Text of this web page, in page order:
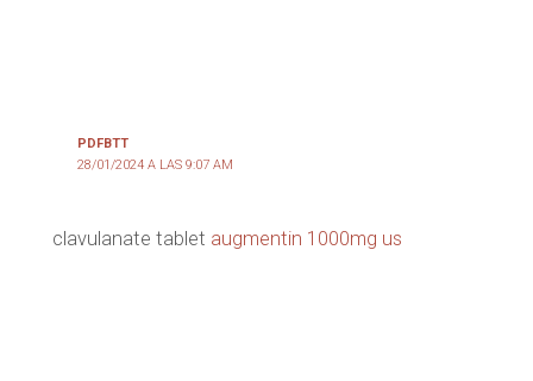
PDFBTT
28/01/2024 A LAS 9:07 AM
clavulanate tablet augmentin 1000mg us